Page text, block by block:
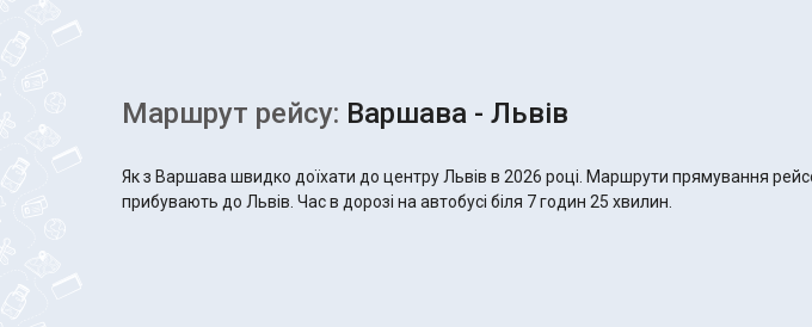
Маршрут рейсу: Варшава - Львів
Як з Варшава швидко доїхати до центру Львів в 2026 році. Маршрути прямування
прибувають до Львів. Час в дорозі на автобусі біля 7 годин 25 хвилин.